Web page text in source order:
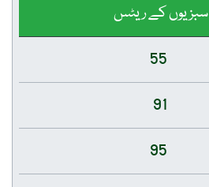
سبزیوں کے ریٹس
55
91
95